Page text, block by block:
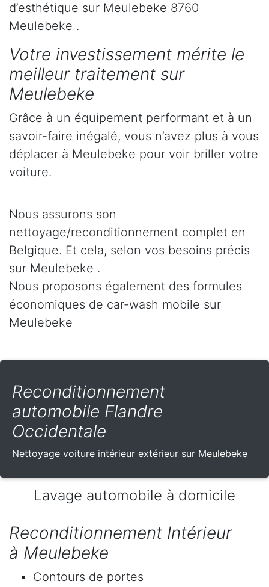
d’esthétique sur Meulebeke 8760
Meulebeke .
Votre investissement mérite le
meilleur traitement sur
Meulebeke
Grâce à un équipement performant et à un
savoir-faire inégalé, vous n’avez plus à vous
déplacer à Meulebeke pour voir briller votre
voiture.
Nous assurons son
nettoyage/reconditionnement complet en
Belgique. Et cela, selon vos besoins précis
sur Meulebeke .
Nous proposons également des formules
économiques de car-wash mobile sur
Meulebeke
Reconditionnement
automobile Flandre
Occidentale
Nettoyage voiture intérieur extérieur sur Meulebeke
Lavage automobile à domicile
Reconditionnement Intérieur
à Meulebeke
Contours de portes